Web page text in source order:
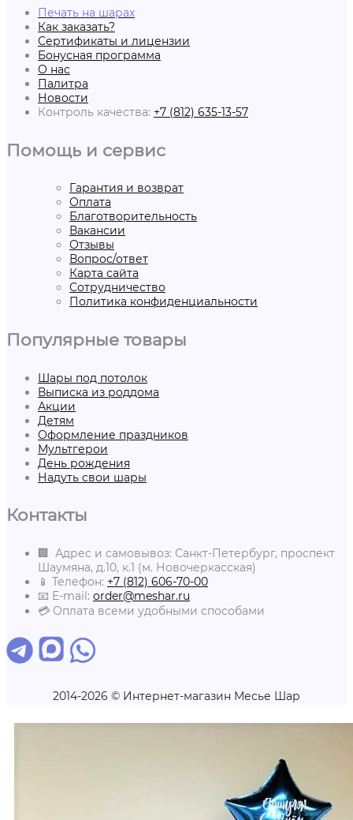
Печать на шарах
Как заказать?
Сертификаты и лицензии
Бонусная программа
О нас
Палитра
Новости
Контроль качества: +7 (812) 635-13-57
Помощь и сервис
Гарантия и возврат
Оплата
Благотворительность
Вакансии
Отзывы
Вопрос/ответ
Карта сайта
Сотрудничество
Политика конфиденциальности
Популярные товары
Шары под потолок
Выписка из роддома
Акции
Детям
Оформление праздников
Мультгерои
День рождения
Надуть свои шары
Контакты
🏢 Адрес и самовывоз: Санкт-Петербург, проспект
Шаумяна, д.10, к.1 (м. Новочеркасская)
📱 Телефон: +7 (812) 606-70-00
📧 E-mail: order@meshar.ru
💳 Оплата всеми удобными способами
2014-2026 © Интернет-магазин Месье Шар